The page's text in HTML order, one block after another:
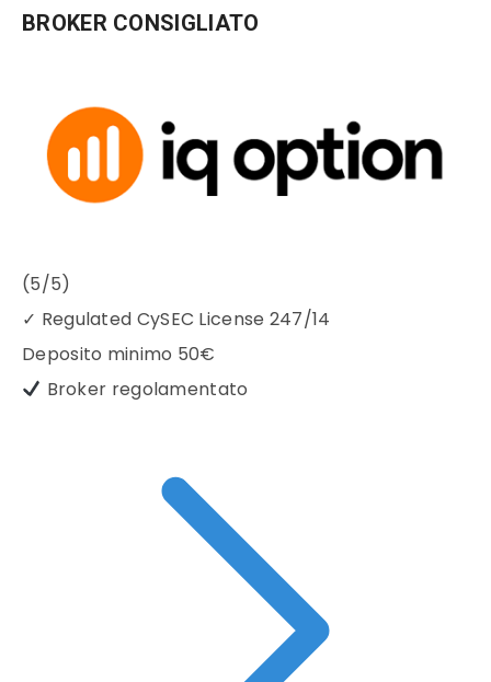
BROKER CONSIGLIATO
(5/5)
✓ Regulated CySEC License 247/14
Deposito minimo 50€
Broker regolamentato